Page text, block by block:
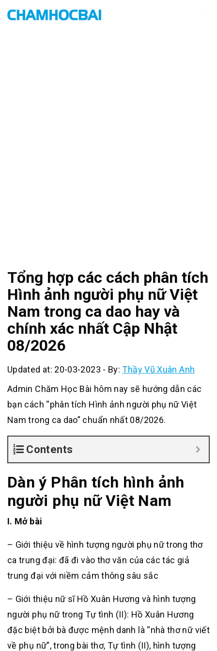
Tổng hợp các cách phân tích
Hình ảnh người phụ nữ Việt
Nam trong ca dao hay và
chính xác nhất Cập Nhật
08/2026
Updated at: 20-03-2023 - By:Thầy Vũ Xuân Anh
Admin Chăm Học Bài hôm nay sẽ hướng dẫn các
bạn cách “phân tích Hình ảnh người phụ nữ Việt
Nam trong ca dao” chuẩn nhất 08/2026.
Contents
Dàn ý Phân tích hình ảnh
người phụ nữ Việt Nam
I. Mở bài
– Giới thiệu về hình tượng người phụ nữ trong thơ
ca trung đại: đã đi vào thơ văn của các tác giả
trung đại với niềm cảm thông sâu sắc
– Giới thiệu nữ sĩ Hồ Xuân Hương và hình tượng
người phụ nữ trong Tự tình (II): Hồ Xuân Hương
đặc biệt bởi bà được mệnh danh là “nhà thơ nữ viết
về phụ nữ”, trong bài thơ, Tự tình (II), hình tượng